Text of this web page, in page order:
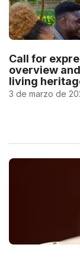
Call for
overview
living
3 de marzo de